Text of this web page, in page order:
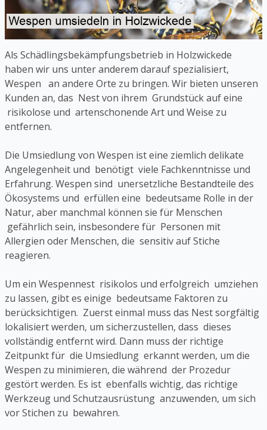
Als Schädlingsbekämpfungsbetrieb in Holzwickede
haben wir uns unter anderem darauf spezialisiert,
Wespen an andere Orte zu bringen. Wir bieten unseren
Kunden an, das Nest von ihrem Grundstück auf eine
risikolose und artenschonende Art und Weise zu
entfernen.
Die Umsiedlung von Wespen ist eine ziemlich delikate
Angelegenheit und benötigt viele Fachkenntnisse und
Erfahrung. Wespen sind unersetzliche Bestandteile des
Ökosystems und erfüllen eine bedeutsame Rolle in der
Natur, aber manchmal können sie für Menschen
gefährlich sein, insbesondere für Personen mit
Allergien oder Menschen, die sensitiv auf Stiche
reagieren.
Um ein Wespennest risikolos und erfolgreich umziehen
zu lassen, gibt es einige bedeutsame Faktoren zu
berücksichtigen. Zuerst einmal muss das Nest sorgfältig
lokalisiert werden, um sicherzustellen, dass dieses
vollständig entfernt wird. Dann muss der richtige
Zeitpunkt für die Umsiedlung erkannt werden, um die
Wespen zu minimieren, die während der Prozedur
gestört werden. Es ist ebenfalls wichtig, das richtige
Werkzeug und Schutzausrüstung anzuwenden, um sich
vor Stichen zu bewahren.